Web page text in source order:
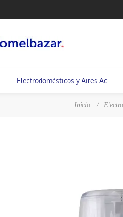
Electrodomésticos y Aires Ac.
Inicio /